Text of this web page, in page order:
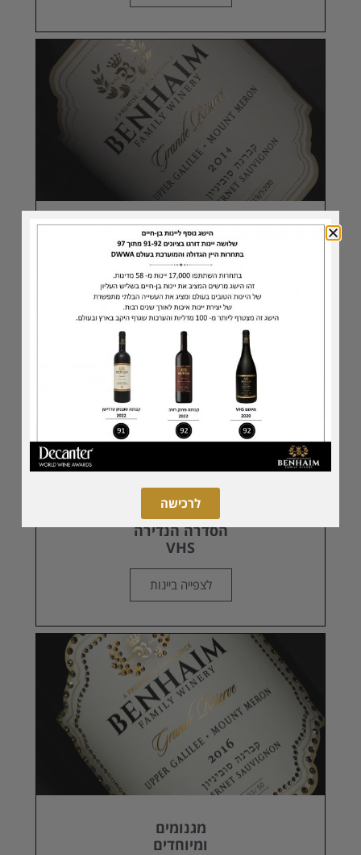
סדרת הדגל
Grande Reserve
לצפייה ביינות
הסדרה הנדירה
VHS
לצפייה ביינות
מגנומים
ומיוחדים
לרכישה